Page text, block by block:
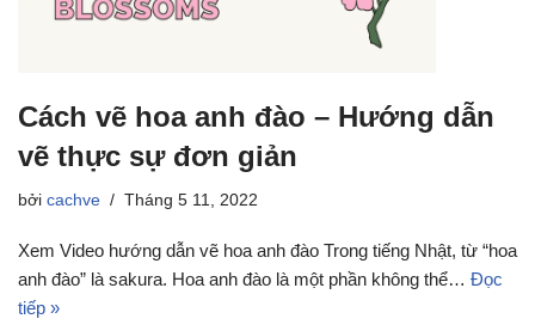
Cách vẽ hoa anh đào – Hướng dẫn
vẽ thực sự đơn giản
bởi cachve Tháng 5 11, 2022
Xem Video hướng dẫn vẽ hoa anh đào Trong tiếng Nhật, từ “hoa
anh đào” là sakura. Hoa anh đào là một phần không thể… Đọc
tiếp »